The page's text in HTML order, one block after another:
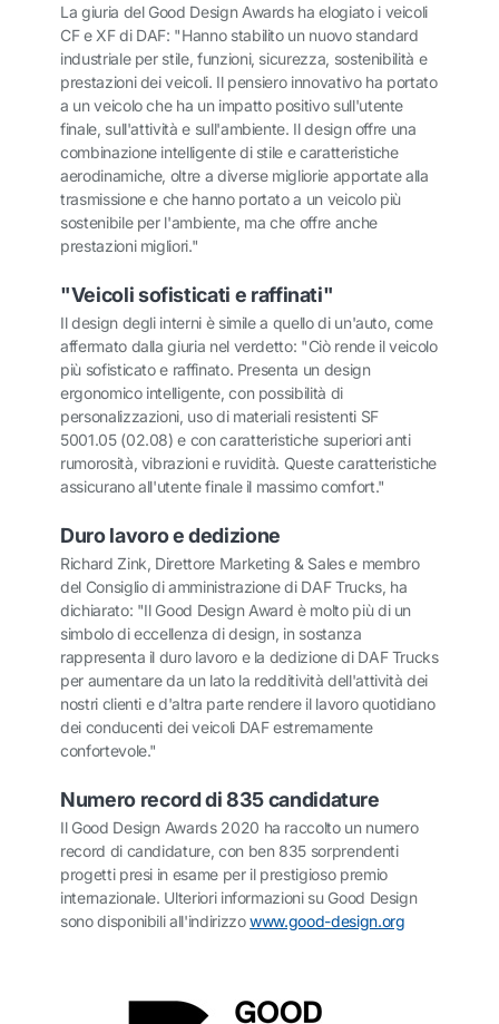
La giuria del Good Design Awards ha elogiato i veicoli
CF e XF di DAF: "Hanno stabilito un nuovo standard
industriale per stile, funzioni, sicurezza, sostenibilità e
prestazioni dei veicoli. Il pensiero innovativo ha portato
a un veicolo che ha un impatto positivo sull'utente
finale, sull'attività e sull'ambiente. Il design offre una
combinazione intelligente di stile e caratteristiche
aerodinamiche, oltre a diverse migliorie apportate alla
trasmissione e che hanno portato a un veicolo più
sostenibile per l'ambiente, ma che offre anche
prestazioni migliori."
"Veicoli sofisticati e raffinati"
Il design degli interni è simile a quello di un'auto, come
affermato dalla giuria nel verdetto: "Ciò rende il veicolo
più sofisticato e raffinato. Presenta un design
ergonomico intelligente, con possibilità di
personalizzazioni, uso di materiali resistenti SF
5001.05 (02.08) e con caratteristiche superiori anti
rumorosità, vibrazioni e ruvidità. Queste caratteristiche
assicurano all'utente finale il massimo comfort."
Duro lavoro e dedizione
Richard Zink, Direttore Marketing & Sales e membro
del Consiglio di amministrazione di DAF Trucks, ha
dichiarato: "Il Good Design Award è molto più di un
simbolo di eccellenza di design, in sostanza
rappresenta il duro lavoro e la dedizione di DAF Trucks
per aumentare da un lato la redditività dell'attività dei
nostri clienti e d'altra parte rendere il lavoro quotidiano
dei conducenti dei veicoli DAF estremamente
confortevole."
Numero record di 835 candidature
Il Good Design Awards 2020 ha raccolto un numero
record di candidature, con ben 835 sorprendenti
progetti presi in esame per il prestigioso premio
internazionale. Ulteriori informazioni su Good Design
sono disponibili all'indirizzowww.good-design.org